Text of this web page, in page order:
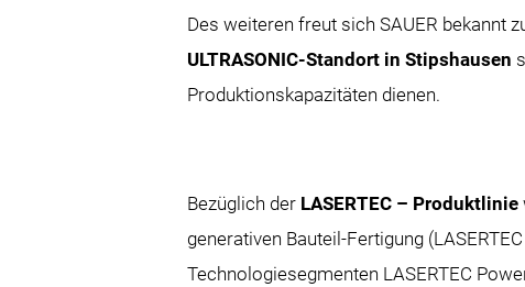
Des weiteren freut sich SAUER bekannt
ULTRASONIC-Standort in Stipshausen
Produktionskapazitäten dienen.
Bezüglich der LASERTEC – Produktlinie
generativen Bauteil-Fertigung
Technologiesegmenten LASERTEC